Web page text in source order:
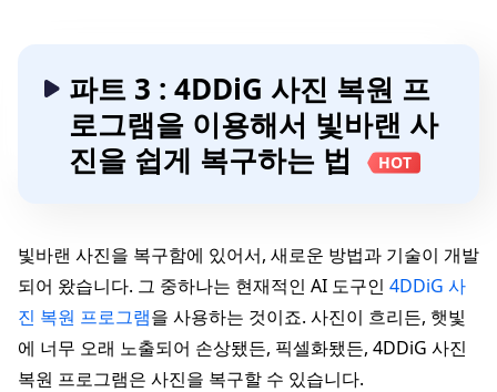
파트 3 : 4DDiG 사진 복원 프
로그램을 이용해서 빛바랜 사
진을 쉽게 복구하는 법
HOT
빛바랜 사진을 복구함에 있어서, 새로운 방법과 기술이 개발
되어 왔습니다. 그 중하나는 현재적인 AI 도구인 4DDiG 사
진 복원 프로그램을 사용하는 것이죠. 사진이 흐리든, 햇빛
에 너무 오래 노출되어 손상됐든, 픽셀화됐든, 4DDiG 사진
복원 프로그램은 사진을 복구할 수 있습니다.